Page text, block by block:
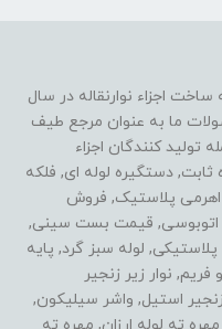
اجزاء نوارنقاله در سال
سال اخیر محصولات ما به عنوان مرجع طیف
تولید کنندگان اجزاء
ثابت, دستگیره لوله ای, فلکه
پلاستیک, فروش
اتوبوسی, قیمت بست سینی,
لوله سبز گرد, پایه
نوار زیر زنجیر
زنجیر استیل, واشر سیلیکون,